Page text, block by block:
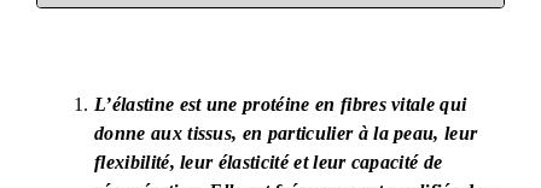
L’élastine est une protéine en fibres vitale qui
donne aux tissus, en particulier à la peau, leur
flexibilité, leur élasticité et leur capacité de